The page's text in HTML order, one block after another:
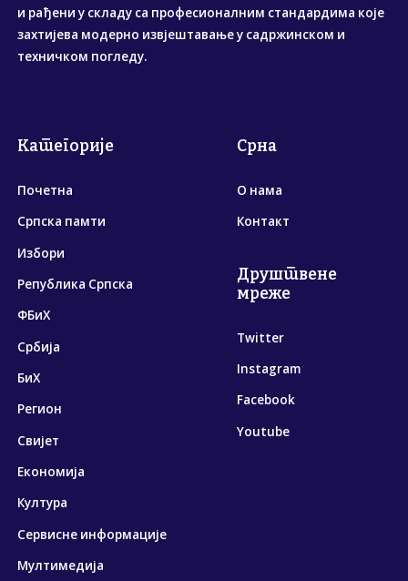
и рађени у складу са професионалним стандардима које
захтијева модерно извјештавање у садржинском и
техничком погледу.
Категорије
Почетна
Српска памти
Избори
Република Српска
ФБиХ
Србија
БиХ
Регион
Свијет
Економија
Култура
Сервисне информације
Мултимедија
Срна
О нама
Контакт
Друштвене
мреже
Twitter
Instagram
Facebook
Youtube